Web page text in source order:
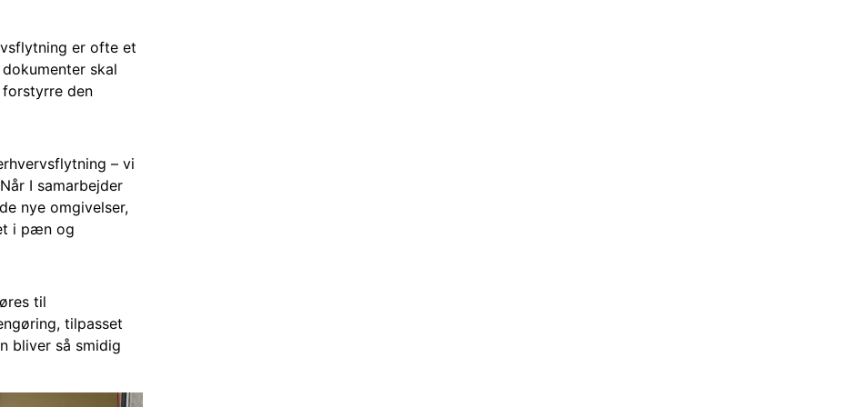
er ofte et
skal
den
– vi
I samarbejder
nye omgivelser,
i pæn og
til
tilpasset
bliver så smidig